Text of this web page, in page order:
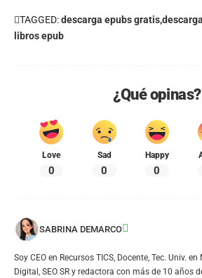
TAGGED:descarga epubs gratis
libros epub
¿Qué opinas?
Love
0
Sad
0
Happy
0
SABRINA DEMARCO
Soy CEO en Recursos TICS, Docente, Tec. Univ.
Digital, SEO SR y redactora con más de 10 años